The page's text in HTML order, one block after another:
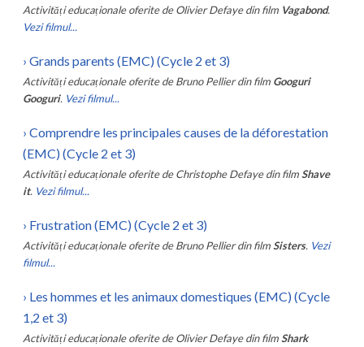
Activități educaționale oferite de Olivier Defaye din film Vagabond.
Vezi filmul...
› Grands parents (EMC) (Cycle 2 et 3)
Activități educaționale oferite de Bruno Pellier din film Googuri
Googuri. Vezi filmul...
› Comprendre les principales causes de la déforestation
(EMC) (Cycle 2 et 3)
Activități educaționale oferite de Christophe Defaye din filmShave
it. Vezi filmul...
› Frustration (EMC) (Cycle 2 et 3)
Activități educaționale oferite de Bruno Pellier din filmSisters. Vezi
filmul...
› Les hommes et les animaux domestiques (EMC) (Cycle
1,2 et 3)
Activități educaționale oferite de Olivier Defaye din filmShark